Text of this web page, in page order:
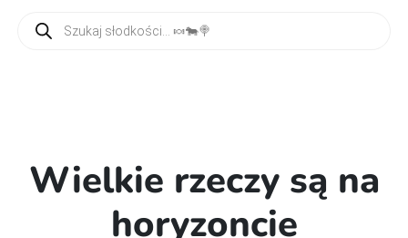
Wielkie rzeczy są na
horyzoncie